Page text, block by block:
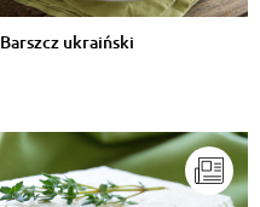
Barszcz ukraiński